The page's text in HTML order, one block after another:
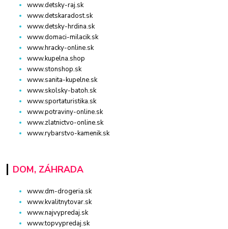
www.detsky-raj.sk
www.detskaradost.sk
www.detsky-hrdina.sk
www.domaci-milacik.sk
www.hracky-online.sk
www.kupelna.shop
www.stonshop.sk
www.sanita-kupelne.sk
www.skolsky-batoh.sk
www.sportaturistika.sk
www.potraviny-online.sk
www.zlatnictvo-online.sk
www.rybarstvo-kamenik.sk
DOM, ZÁHRADA
www.dm-drogeria.sk
www.kvalitnytovar.sk
www.najvypredaj.sk
www.topvypredaj.sk